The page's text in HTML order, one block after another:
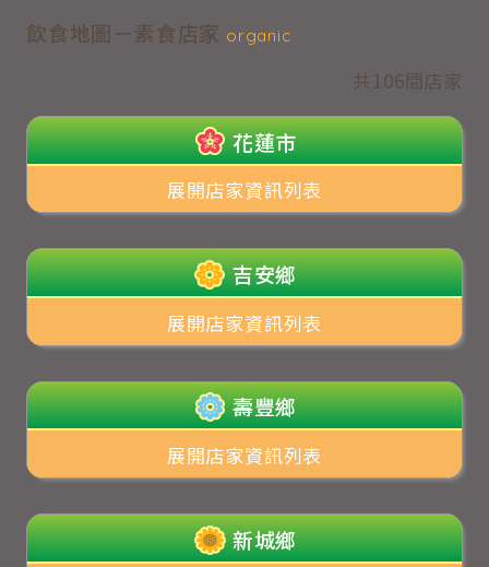
飲食地圖－素食店家 organic
共106間店家
花蓮市
展開店家資訊列表
吉安鄉
展開店家資訊列表
壽豐鄉
展開店家資訊列表
新城鄉